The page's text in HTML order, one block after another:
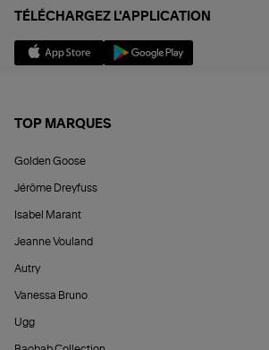
TÉLÉCHARGEZ L'APPLICATION
TOP MARQUES
Golden Goose
Jérôme Dreyfuss
Isabel Marant
Jeanne Vouland
Autry
Vanessa Bruno
Ugg